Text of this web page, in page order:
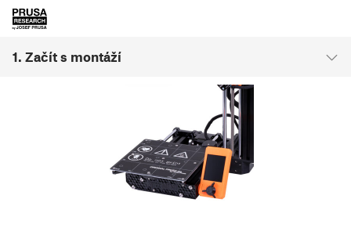
1. Začít s montáží